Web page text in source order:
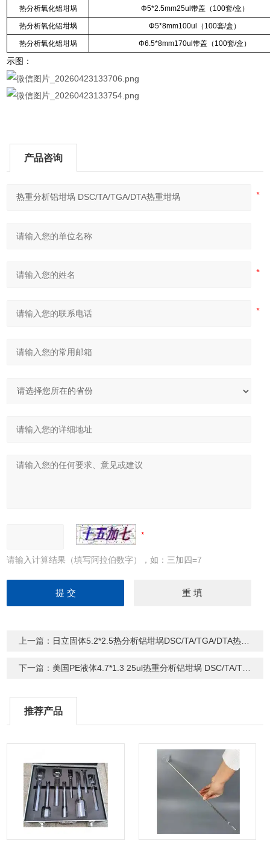
热分析氧化铝坩埚 Φ5*2.5mm25ul带盖（100套/盒）
热分析氧化铝坩埚 Φ5*8mm100ul（100套/盒）
热分析氧化铝坩埚 Φ6.5*8mm170ul带盖（100套/盒）
示图：
产品咨询
请输入计算结果（填写阿拉伯数字），如：三加四=7
上一篇： 日立固体5.2*2.5热分析铝坩埚DSC/TA/TGA/DTA热重坩埚
下一篇： 美国PE液体4.7*1.3 25ul热重分析铝坩埚 DSC/TA/TGA/DTA热重坩埚
推荐产品